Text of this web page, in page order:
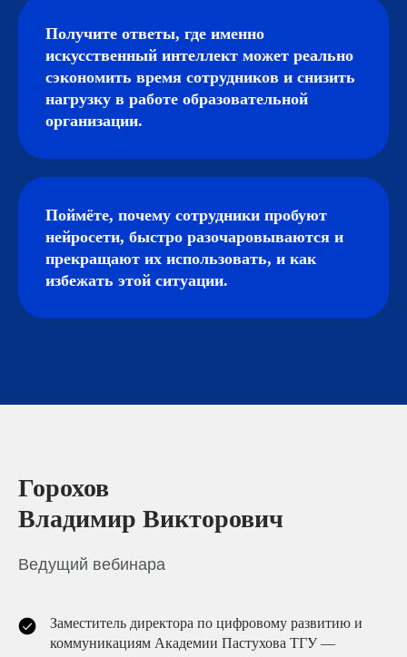
Получите ответы, где именно
искусственный интеллект может реально
сэкономить время сотрудников и снизить
нагрузку в работе образовательной
организации.
Поймёте, почему сотрудники пробуют
нейросети, быстро разочаровываются и
прекращают их использовать, и как
избежать этой ситуации.
Горохов
Владимир Викторович
Ведущий вебинара
Заместитель директора по цифровому развитию и
коммуникациям Академии Пастухова ТГУ —